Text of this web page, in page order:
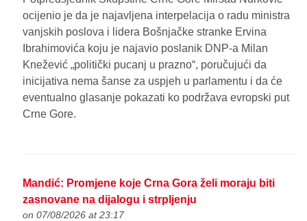
ocijenio je da je najavljena interpelacija o radu ministra
vanjskih poslova i lidera Bošnjačke stranke Ervina
Ibrahimovića koju je najavio poslanik DNP-a Milan
Knežević „politički pucanj u prazno“, poručujući da
inicijativa nema šanse za uspjeh u parlamentu i da će
eventualno glasanje pokazati ko podržava evropski put
Crne Gore.
Mandić: Promjene koje Crna Gora želi moraju biti
zasnovane na dijalogu i strpljenju
on 07/08/2026 at 23:17